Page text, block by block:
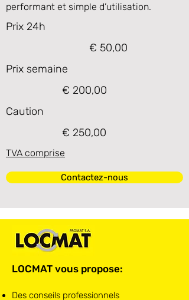
performant et simple d’utilisation.
Prix 24h
€ 50,00
Prix semaine
€ 200,00
Caution
€ 250,00
TVA comprise
Contactez-nous
LOCMAT vous propose:
Des conseils professionnels